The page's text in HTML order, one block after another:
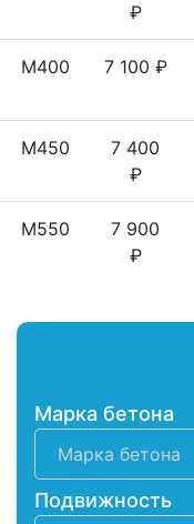
₽
М400 7 100 ₽
М450
7 400
₽
М550
7 900
₽
Марка бетона
Подвижность